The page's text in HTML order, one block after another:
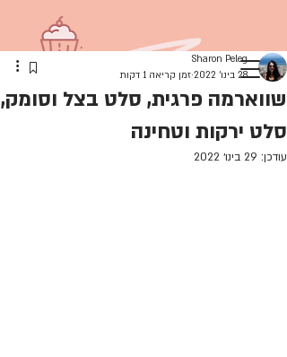
להתחברות
שווארמה פרגית, סלט בצל וסומק,
סלט ירקות וטחינה
Sharon Peleg
28 בינו׳ 2022
זמן קריאה 1 דקות
עודכן: 29 בינו׳ 2022